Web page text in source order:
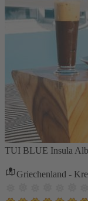
TUI BLUE Insula
Griechenland -